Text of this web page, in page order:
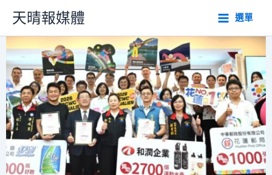
主
要
內
容
天晴報媒體 選單